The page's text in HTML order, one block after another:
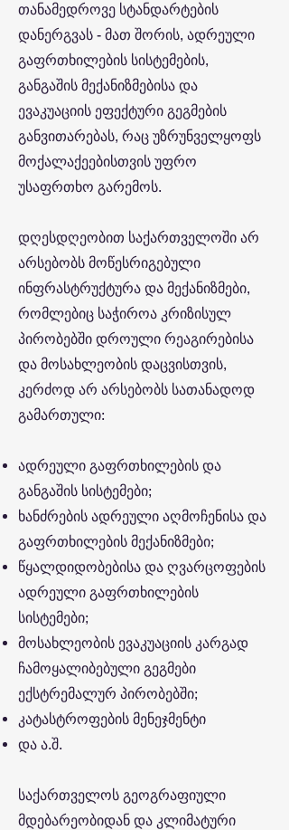
თანამედროვე სტანდარტების
დანერგვას - მათ შორის, ადრეული
გაფრთხილების სისტემების,
განგაშის მექანიზმებისა და
ევაკუაციის ეფექტური გეგმების
განვითარებას, რაც უზრუნველყოფს
მოქალაქეებისთვის უფრო
უსაფრთხო გარემოს.
დღესდღეობით საქართველოში არ
არსებობს მოწესრიგებული
ინფრასტრუქტურა და მექანიზმები,
რომლებიც საჭიროა კრიზისულ
პირობებში დროული რეაგირებისა
და მოსახლეობის დაცვისთვის,
კერძოდ არ არსებობს სათანადოდ
გამართული:
ადრეული გაფრთხილების და
განგაშის სისტემები;
ხანძრების ადრეული აღმოჩენისა და
გაფრთხილების მექანიზმები;
წყალდიდობებისა და ღვარცოფების
ადრეული გაფრთხილების
სისტემები;
მოსახლეობის ევაკუაციის კარგად
ჩამოყალიბებული გეგმები
ექსტრემალურ პირობებში;
კატასტროფების მენეჯმენტი
და ა.შ.
საქართველოს გეოგრაფიული
მდებარეობიდან და კლიმატური